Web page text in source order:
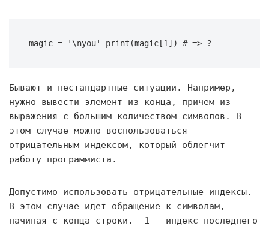
magic = '\nyou' print(magic[1]) # => ?
Бывают и нестандартные ситуации. Например,
нужно вывести элемент из конца, причем из
выражения с большим количеством символов. В
этом случае можно воспользоваться
отрицательным индексом, который облегчит
работу программиста.
Допустимо использовать отрицательные индексы.
В этом случае идет обращение к символам,
начиная с конца строки. -1 — индекс последнего